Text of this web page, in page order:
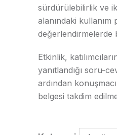
sürdürülebilirlik ve
alanındaki kullanım
değerlendirmelerde
Etkinlik,
yanıtlandığı soru-
ardından
belgesi takdim